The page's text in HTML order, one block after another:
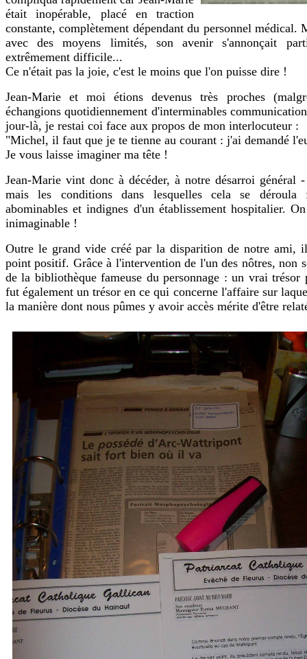
était inopérable, placé en traction
constante, complètement dépendant du personnel médical.
avec des moyens limités, son avenir s'annonçait
extrêmement difficile...
Ce n'était pas la joie, c'est le moins que l'on puisse dire !
Jean-Marie et moi étions devenus très proches
échangions quotidiennement d'interminables
jour-là, je restai coi face aux propos de mon interlocuteur :
"Michel, il faut que je te tienne au courant : j'ai demandé
Je vous laisse imaginer ma tête !
Jean-Marie vint donc à décéder, à notre désarroi général
mais les conditions dans lesquelles cela se déroula
abominables et indignes d'un établissement hospitalier.
inimaginable !
Outre le grand vide créé par la disparition de notre ami,
point positif. Grâce à l'intervention de l'un des nôtres, non
de la bibliothèque fameuse du personnage : un vrai
fut également un trésor en ce qui concerne l'affaire sur
la manière dont nous pûmes y avoir accès mérite d'être